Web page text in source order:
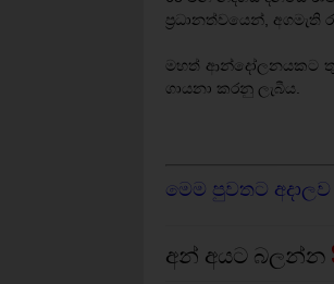
ප‍්‍රධානත්වයෙන්, අගමැති
මහත් ආන්දෝලනයකට
ගායනා කරනු ලැබීය.
මෙම පුවතට
අන් අයට බලන්න